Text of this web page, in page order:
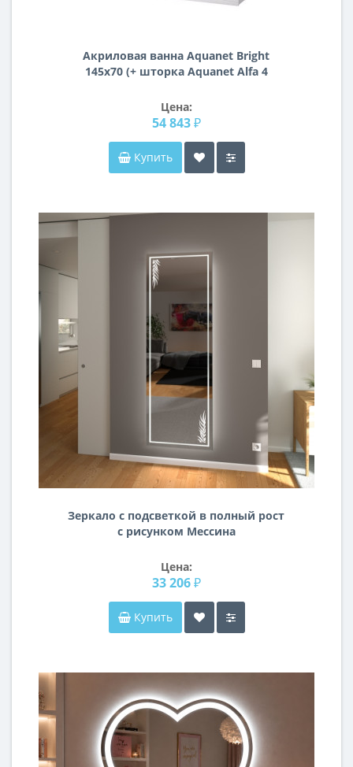
Акриловая ванна Aquanet Bright
145x70 (+ шторка Aquanet Alfa 4
Цена:
54 843 ₽
Купить
Зеркало с подсветкой в полный рост
с рисунком Мессина
Цена:
33 206 ₽
Купить